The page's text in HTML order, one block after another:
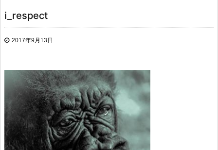
i_respect
2017年9月13日